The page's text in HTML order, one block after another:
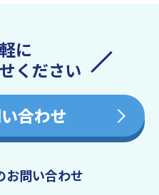
に
ください
合わせ
お問い合わせ